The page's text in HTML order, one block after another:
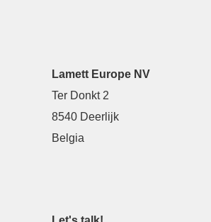
Lamett Europe NV
Ter Donkt 2
8540 Deerlijk
Belgia